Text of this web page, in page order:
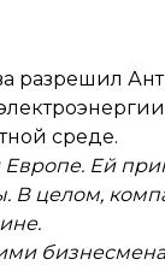
разрешил
среде.
Ей
В целом,